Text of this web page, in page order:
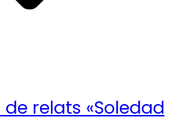
de relats «Soledad